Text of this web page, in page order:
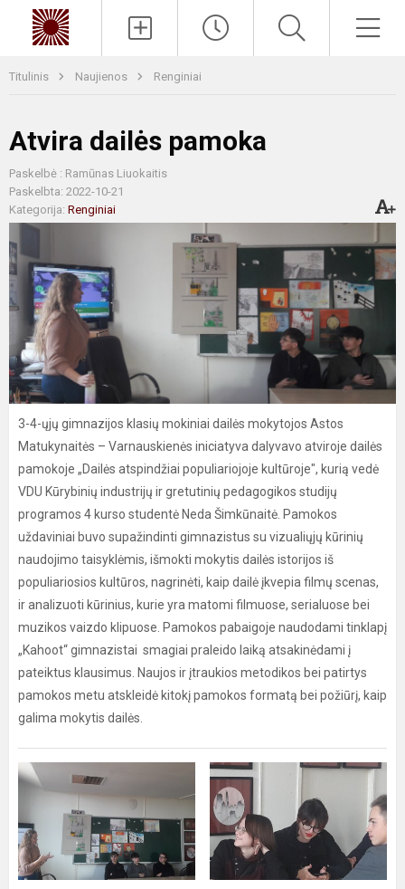
Titulinis Naujienos Renginiai
Atvira dailės pamoka
Paskelbė : Ramūnas Liuokaitis
Paskelbta: 2022-10-21
Kategorija: Renginiai
3-4-ųjų gimnazijos klasių mokiniai dailės mokytojos Astos
Matukynaitės – Varnauskienės iniciatyva dalyvavo atviroje dailės
pamokoje „Dailės atspindžiai populiariojoje kultūroje", kurią vedė
VDU Kūrybinių industrijų ir gretutinių pedagogikos studijų
programos 4 kurso studentė Neda Šimkūnaitė. Pamokos
uždaviniai buvo supažindinti gimnazistus su vizualiųjų kūrinių
naudojimo taisyklėmis, išmokti mokytis dailės istorijos iš
populiariosios kultūros, nagrinėti, kaip dailė įkvepia filmų scenas,
ir analizuoti kūrinius, kurie yra matomi filmuose, serialuose bei
muzikos vaizdo klipuose. Pamokos pabaigoje naudodami tinklapį
„Kahoot“ gimnazistai smagiai praleido laiką atsakinėdami į
pateiktus klausimus. Naujos ir įtraukios metodikos bei patirtys
pamokos metu atskleidė kitokį pamokos formatą bei požiūrį, kaip
galima mokytis dailės.